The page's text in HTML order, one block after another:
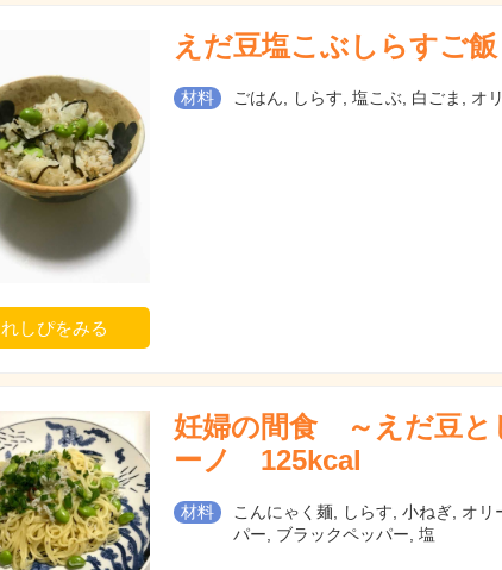
れしぴをみる
えだ豆塩こぶしらすご飯
材料 ごはん, しらす, 塩こぶ, 白ごま, オ
妊婦の間食 ～えだ豆と
ーノ 125kcal
材料
こんにゃく麺, しらす, 小ねぎ, オ
パー, ブラックペッパー, 塩